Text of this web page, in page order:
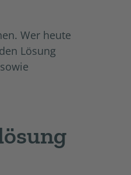
Wer heute
Lösung